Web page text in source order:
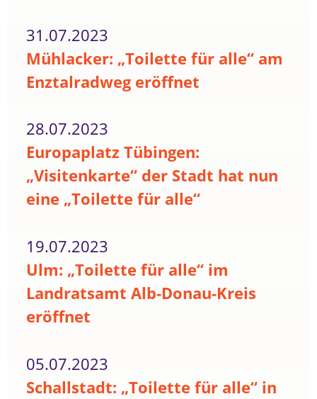
31.07.2023
Mühlacker: „Toilette für alle“ am
Enztalradweg eröffnet
28.07.2023
Europaplatz Tübingen:
„Visitenkarte“ der Stadt hat nun
eine „Toilette für alle“
19.07.2023
Ulm: „Toilette für alle“ im
Landratsamt Alb-Donau-Kreis
eröffnet
05.07.2023
Schallstadt: „Toilette für alle“ in